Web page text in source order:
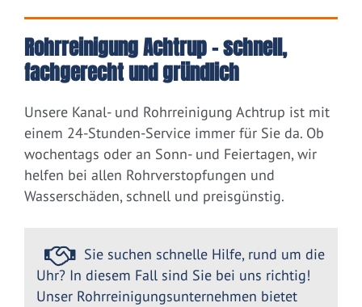
Rohrreinigung Achtrup – schnell,
fachgerecht und gründlich
Unsere Kanal- und Rohrreinigung Achtrup ist mit
einem 24-Stunden-Service immer für Sie da. Ob
wochentags oder an Sonn- und Feiertagen, wir
helfen bei allen Rohrverstopfungen und
Wasserschäden, schnell und preisgünstig.
Sie suchen schnelle Hilfe, rund um die
Uhr? In diesem Fall sind Sie bei uns richtig!
Unser Rohrreinigungsunternehmen bietet